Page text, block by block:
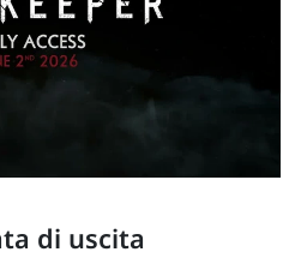
di uscita